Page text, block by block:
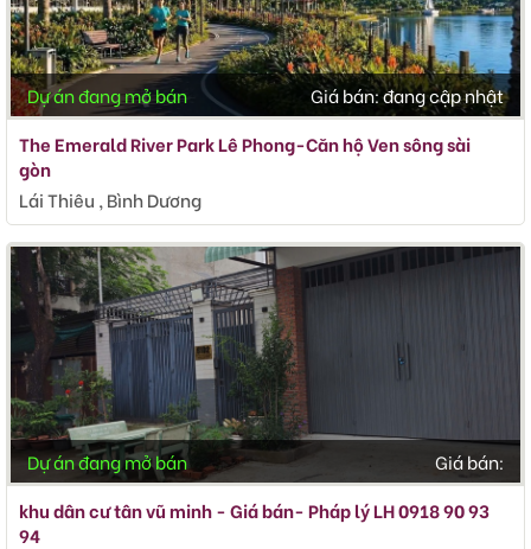
Dự án đang mở bán Giá bán:đang cập nhật
The Emerald River Park Lê Phong-Căn hộ Ven sông sài
gòn
Lái Thiêu , Bình Dương
Dự án đang mở bán
Giá bán:
khu dân cư tân vũ minh - Giá bán- Pháp lý LH 0918 90 93
94